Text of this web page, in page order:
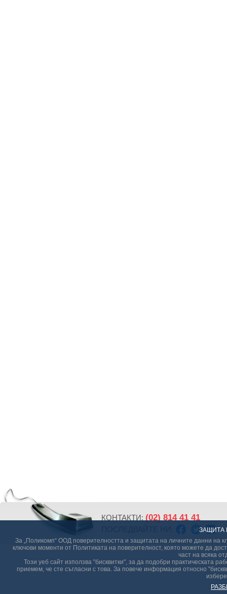
ЗАЩИТА
За „Поликомп“ ООД поверителността и защитата на личните данни на
ключови моменти от Политиката на поверителност, която можете да
част на всяка
Този уеб сайт използва "бисквитки", за да подобри практическата
приемем, че сте съгласни с това. За повече информация относно
КОНТАКТИ: (02) 814 41 41